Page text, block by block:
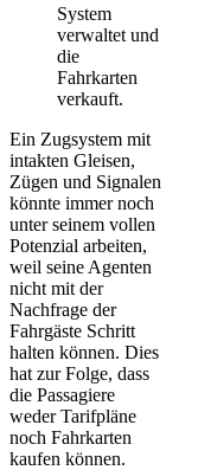
System
verwaltet und
die
Fahrkarten
verkauft.
Ein Zugsystem mit
intakten Gleisen,
Zügen und Signalen
könnte immer noch
unter seinem vollen
Potenzial arbeiten,
weil seine Agenten
nicht mit der
Nachfrage der
Fahrgäste Schritt
halten können. Dies
hat zur Folge, dass
die Passagiere
weder Tarifpläne
noch Fahrkarten
kaufen können.